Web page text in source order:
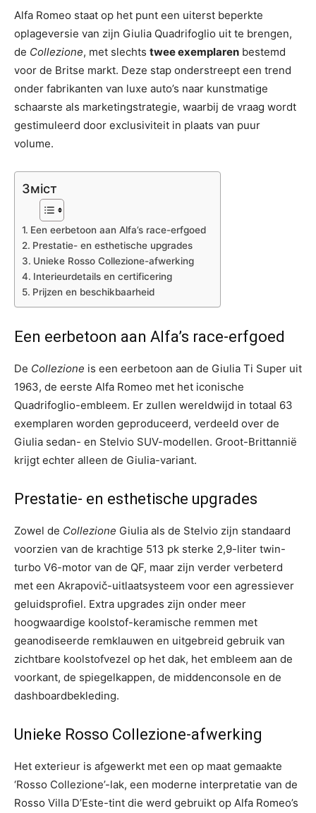
Alfa Romeo staat op het punt een uiterst beperkte
oplageversie van zijn Giulia Quadrifoglio uit te brengen,
de Collezione, met slechts twee exemplaren bestemd
voor de Britse markt. Deze stap onderstreept een trend
onder fabrikanten van luxe auto’s naar kunstmatige
schaarste als marketingstrategie, waarbij de vraag wordt
gestimuleerd door exclusiviteit in plaats van puur
volume.
Зміст
Een eerbetoon aan Alfa’s race-erfgoed
Prestatie- en esthetische upgrades
Unieke Rosso Collezione-afwerking
Interieurdetails en certificering
Prijzen en beschikbaarheid
Een eerbetoon aan Alfa’s race-erfgoed
De Collezione is een eerbetoon aan de Giulia Ti Super uit
1963, de eerste Alfa Romeo met het iconische
Quadrifoglio-embleem. Er zullen wereldwijd in totaal 63
exemplaren worden geproduceerd, verdeeld over de
Giulia sedan- en Stelvio SUV-modellen. Groot-Brittannië
krijgt echter alleen de Giulia-variant.
Prestatie- en esthetische upgrades
Zowel de Collezione Giulia als de Stelvio zijn standaard
voorzien van de krachtige 513 pk sterke 2,9-liter twin-
turbo V6-motor van de QF, maar zijn verder verbeterd
met een Akrapovič-uitlaatsysteem voor een agressiever
geluidsprofiel. Extra upgrades zijn onder meer
hoogwaardige koolstof-keramische remmen met
geanodiseerde remklauwen en uitgebreid gebruik van
zichtbare koolstofvezel op het dak, het embleem aan de
voorkant, de spiegelkappen, de middenconsole en de
dashboardbekleding.
Unieke Rosso Collezione-afwerking
Het exterieur is afgewerkt met een op maat gemaakte
‘Rosso Collezione’-lak, een moderne interpretatie van de
Rosso Villa D’Este-tint die werd gebruikt op Alfa Romeo’s